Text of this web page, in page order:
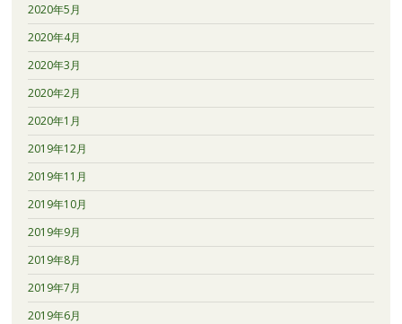
2020年5月
2020年4月
2020年3月
2020年2月
2020年1月
2019年12月
2019年11月
2019年10月
2019年9月
2019年8月
2019年7月
2019年6月